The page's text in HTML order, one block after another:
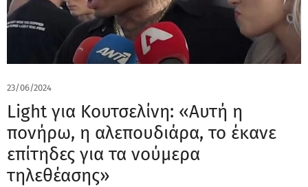
23/06/2024
Light για Κουτσελίνη: «Αυτή η
πονήρω, η αλεπουδιάρα, το έκανε
επίτηδες για τα νούμερα
τηλεθέασης»